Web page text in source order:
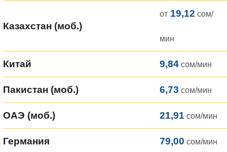
Казахстан (моб.)
от 19,12 сом/
мин
Китай 9,84 сом/мин
Пакистан (моб.) 6,73 сом/мин
ОАЭ (моб.) 21,91 сом/мин
Германия 79,00 сом/мин